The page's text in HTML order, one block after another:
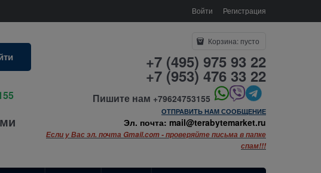
Войти Регистрация
Корзина: пусто
+7 (495) 975 93 22
+7 (953) 476 33 22
Пишите нам +79624753155
ОТПРАВИТЬ НАМ СООБЩЕНИЕ
Эл. почта: mail@terabytemarket.ru
Если у Вас эл. почта Gmail.com - проверяйте письма в папке
спам!!!